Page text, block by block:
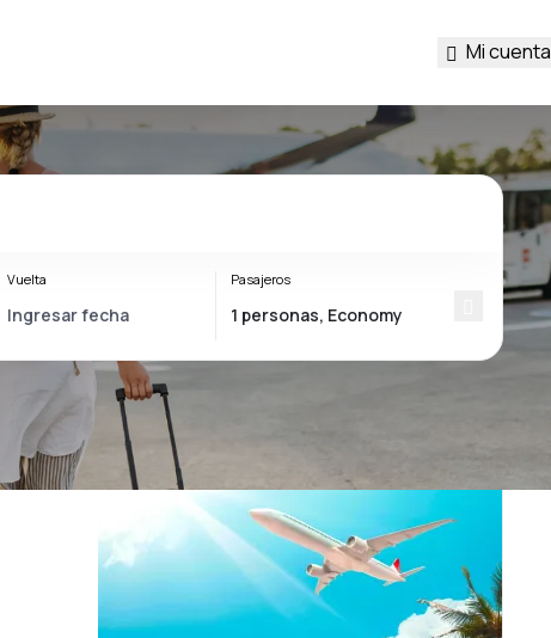
Mi cuenta
Vuelta Pasajeros